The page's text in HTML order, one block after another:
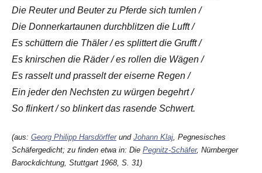
Die Reuter und Beuter zu Pferde sich tumlen /
Die Donnerkartaunen durchblitzen die Lufft /
Es schüttern die Thäler / es splittert die Grufft /
Es knirschen die Räder / es rollen die Wägen /
Es rasselt und prasselt der eiserne Regen /
Ein jeder den Nechsten zu würgen begehrt /
So flinkert / so blinkert das rasende Schwert.
(aus: Georg Philipp Harsdörfferund Johann Klaj, Pegnesisches
Schäfergedicht; zu finden etwa in: Die Pegnitz-Schäfer, Nürnberger
Barockdichtung, Stuttgart 1968, S. 31)